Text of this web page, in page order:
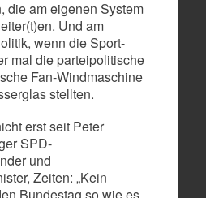
die am eigenen System
Und am
wenn die Sport-
mal die parteipolitische
Fan-Windmaschine
stellten.
erst seit Peter
SPD-
und
Zeiten: „Kein